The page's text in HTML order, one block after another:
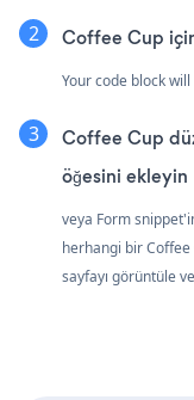
Coffee Cup
Your code block
Coffee Cup
öğesini ekleyin
veya Form
herhangi bir Coffee
sayfayı görüntüle